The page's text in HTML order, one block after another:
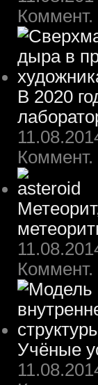
Коммент.
В 2020
Коммент.
Коммент.
Учёные